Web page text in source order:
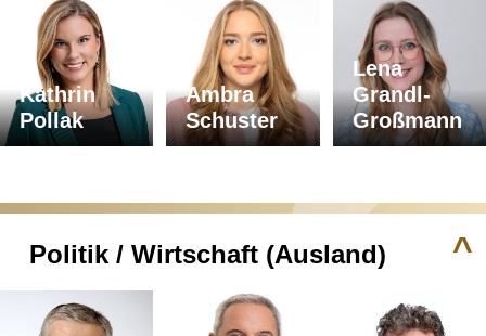
Kathrin
Pollak
Ambra
Schuster
Lena
Grandl-
Großmann
^
Politik / Wirtschaft (Ausland)